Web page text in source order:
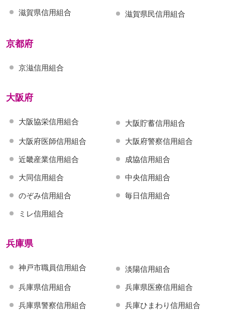
滋賀県信用組合 滋賀県民信用組合
京都府
京滋信用組合
大阪府
大阪協栄信用組合 大阪貯蓄信用組合
大阪府医師信用組合 大阪府警察信用組合
近畿産業信用組合 成協信用組合
大同信用組合 中央信用組合
のぞみ信用組合 毎日信用組合
ミレ信用組合
兵庫県
神戸市職員信用組合 淡陽信用組合
兵庫県信用組合 兵庫県医療信用組合
兵庫県警察信用組合 兵庫ひまわり信用組合